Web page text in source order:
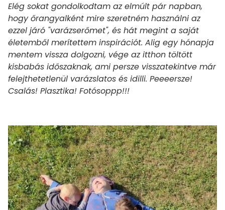
Elég sokat gondolkodtam az elmúlt pár napban,
hogy őrangyalként mire szeretném használni az
ezzel járó "varázserőmet", és hát megint a saját
életemből merítettem inspirációt. Alig egy hónapja
mentem vissza dolgozni, vége az itthon töltött
kisbabás időszaknak, ami persze visszatekintve már
felejthetetlenül varázslatos és idilli. Peeeersze!
Csalás! Plasztika! Fotósoppp!!!